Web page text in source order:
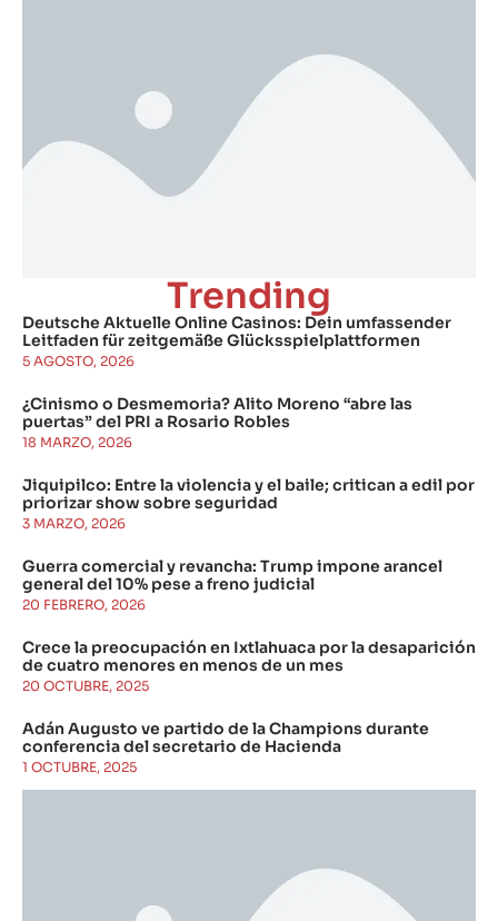
Trending
Deutsche Aktuelle Online Casinos: Dein umfassender
Leitfaden für zeitgemäße Glücksspielplattformen
5 AGOSTO, 2026
¿Cinismo o Desmemoria? Alito Moreno “abre las
puertas” del PRI a Rosario Robles
18 MARZO, 2026
Jiquipilco: Entre la violencia y el baile; critican a edil por
priorizar show sobre seguridad
3 MARZO, 2026
Guerra comercial y revancha: Trump impone arancel
general del 10% pese a freno judicial
20 FEBRERO, 2026
Crece la preocupación en Ixtlahuaca por la desaparición
de cuatro menores en menos de un mes
20 OCTUBRE, 2025
Adán Augusto ve partido de la Champions durante
conferencia del secretario de Hacienda
1 OCTUBRE, 2025